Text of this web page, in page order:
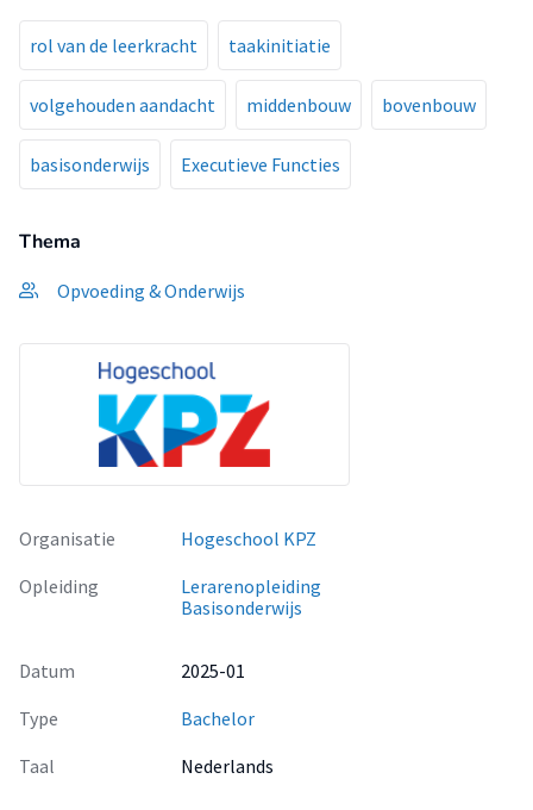
rol van de leerkracht taakinitiatie
volgehouden aandacht middenbouw bovenbouw
basisonderwijs Executieve Functies
Thema
Opvoeding & Onderwijs
Organisatie
Hogeschool KPZ
Opleiding
Lerarenopleiding
Basisonderwijs
Datum
2025-01
Type
Bachelor
Taal
Nederlands